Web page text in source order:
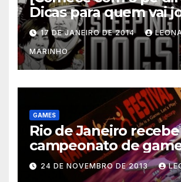
Dicas para quem vai
Sleeping Dogs
17 DE JANEIRO DE 2014
MARINHO
GAMES
Rio de Janeiro recebe
campeonato de
prêmios em dinheiro
24 DE NOVEMBRO DE 2013